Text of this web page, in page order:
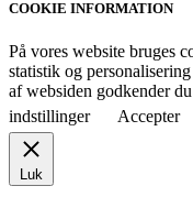
COOKIE INFORMATION
På vores website bruges
statistik og
af websiden godkender
indstillinger
Accepter
Luk